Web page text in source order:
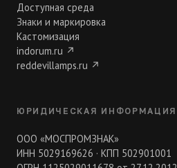
Доступная среда
Знаки и маркировка
Кастомизация
indorum.ru ↗
reddevillamps.ru ↗
ЮРИДИЧЕСКАЯ ИНФОРМАЦИЯ
ООО «МОСПРОМЗНАК»
ИНН 5029169626 · КПП 502901001